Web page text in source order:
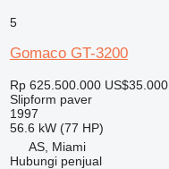
5
Gomaco GT-3200
Rp 625.500.000 US$35.000
Slipform paver
1997
56.6 kW (77 HP)
AS, Miami
Hubungi penjual